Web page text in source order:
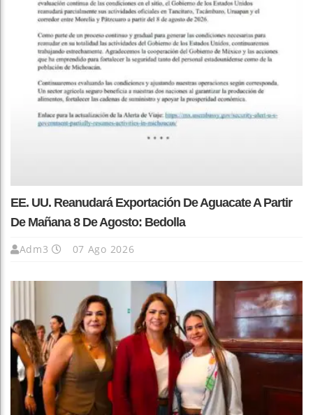
EE. UU. Reanudará Exportación De Aguacate A Partir
De Mañana 8 De Agosto: Bedolla
Adm3 07 Ago 2026